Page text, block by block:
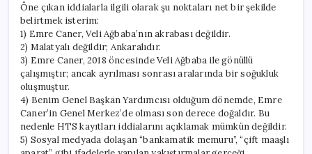
Öne çıkan iddialarla ilgili olarak şu noktaları net bir şekilde
belirtmek isterim:
1) Emre Caner, Veli Ağbaba’nın akrabası değildir.
2) Malatyalı değildir; Ankaralıdır.
3) Emre Caner, 2018 öncesinde Veli Ağbaba ile gönüllü
çalışmıştır; ancak ayrılması sonrası aralarında bir soğukluk
oluşmuştur.
4) Benim Genel Başkan Yardımcısı olduğum dönemde, Emre
Caner’in Genel Merkez’de olması son derece doğaldır. Bu
nedenle HTS kayıtları iddialarını açıklamak mümkün değildir.
5) Sosyal medyada dolaşan “bankamatik memuru”, “çift maaşlı